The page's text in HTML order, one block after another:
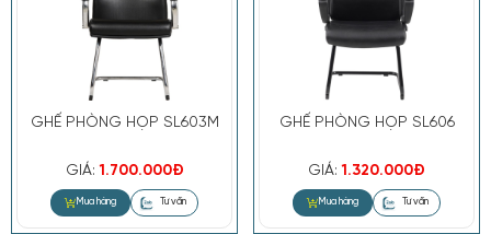
GHẾ PHÒNG HỌP SL603M
GIÁ:1.700.000Đ
GHẾ PHÒNG HỌP SL606
GIÁ:1.320.000Đ